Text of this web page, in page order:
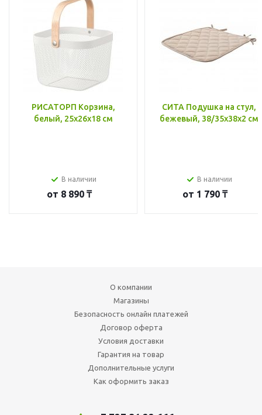
РИСАТОРП Корзина,
белый, 25x26x18 см
В наличии
от 8 890 ₸
СИТА Подушка на стул,
бежевый, 38/35x38x2 см
В наличии
от 1 790 ₸
О компании
Магазины
Безопасность онлайн платежей
Договор оферта
Условия доставки
Гарантия на товар
Дополнительные услуги
Как оформить заказ